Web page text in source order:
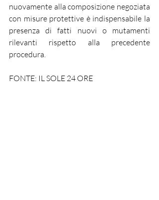
nuovamente alla composizione negoziata
con misure protettive è indispensabile la
presenza di fatti nuovi o mutamenti
rilevanti rispetto alla precedente
procedura.
FONTE: IL SOLE 24 ORE